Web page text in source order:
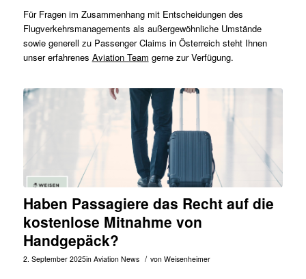
Für Fragen im Zusammenhang mit Entscheidungen des
Flugverkehrsmanagements als außergewöhnliche Umstände
sowie generell zu Passenger Claims in Österreich steht Ihnen
unser erfahrenes Aviation Team gerne zur Verfügung.
Haben Passagiere das Recht auf die
kostenlose Mitnahme von
Handgepäck?
2. September 2025in Aviation News / von Weisenheimer